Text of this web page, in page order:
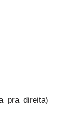
pra direita)